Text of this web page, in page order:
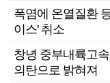
폭염에 온열질환
이스' 취소
창녕 중부내륙고
의탄으로 밝혀져